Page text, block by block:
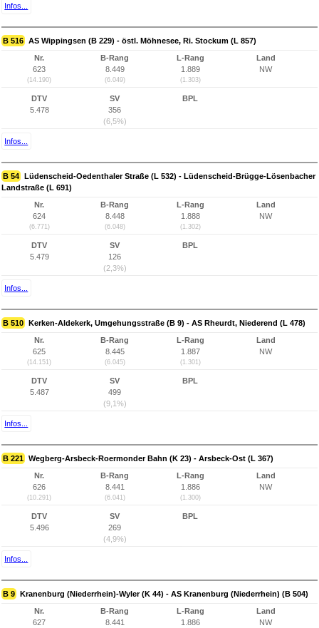
Infos...
B 516 AS Wippingsen (B 229) - östl. Möhnesee, Ri. Stockum (L 857)
Nr.
623
(14.190)
B-Rang
8.449
(6.049)
L-Rang
1.889
(1.303)
Land
NW
DTV
5.478
SV
356
(6,5%)
BPL
Infos...
B 54 Lüdenscheid-Oedenthaler Straße (L 532) - Lüdenscheid-Brügge-Lösenbacher
Landstraße (L 691)
Nr.
624
(6.771)
B-Rang
8.448
(6.048)
L-Rang
1.888
(1.302)
Land
NW
DTV
5.479
SV
126
(2,3%)
BPL
Infos...
B 510 Kerken-Aldekerk, Umgehungsstraße (B 9) - AS Rheurdt, Niederend (L 478)
Nr.
625
(14.151)
B-Rang
8.445
(6.045)
L-Rang
1.887
(1.301)
Land
NW
DTV
5.487
SV
499
(9,1%)
BPL
Infos...
B 221 Wegberg-Arsbeck-Roermonder Bahn (K 23) - Arsbeck-Ost (L 367)
Nr.
626
(10.291)
B-Rang
8.441
(6.041)
L-Rang
1.886
(1.300)
Land
NW
DTV
5.496
SV
269
(4,9%)
BPL
Infos...
B 9 Kranenburg (Niederrhein)-Wyler (K 44) - AS Kranenburg (Niederrhein) (B 504)
Nr.
627
B-Rang
8.441
L-Rang
1.886
Land
NW